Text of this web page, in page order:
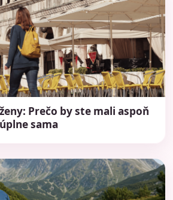
Prečo by ste mali aspoň
sama